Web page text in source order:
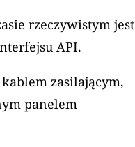
rzeczywistym jest
API.
zasilającym,
panelem